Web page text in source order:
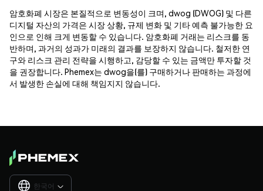
암호화폐 시장은 본질적으로 변동성이 크며, dwog (DWOG) 및 다른
디지털 자산의 가격은 시장 상황, 규제 변화 및 기타 예측 불가능한 요
인으로 인해 크게 변동할 수 있습니다. 암호화폐 거래는 리스크를 동
반하며, 과거의 성과가 미래의 결과를 보장하지 않습니다. 철저한 연
구와 리스크 관리 전략을 시행하고, 감당할 수 있는 금액만 투자할 것
을 권장합니다. Phemex는 dwog을(를) 구매하거나 판매하는 과정에
서 발생한 손실에 대해 책임지지 않습니다.
한국어 